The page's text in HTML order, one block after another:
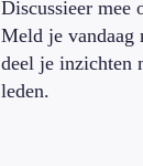
Discussieer mee
Meld je vandaag
deel je inzichten
leden.